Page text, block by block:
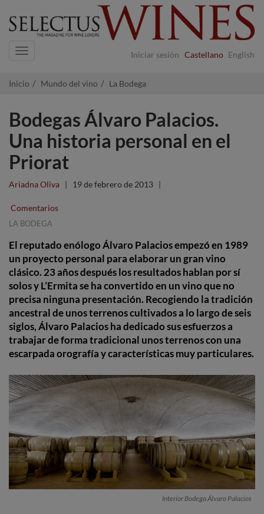
Iniciar sesión Castellano English
Navigation
Inicio Mundo del vino La Bodega
Bodegas Álvaro Palacios.
Una historia personal en el
Priorat
Ariadna Oliva | 19 de febrero de 2013 |
Comentarios
LA BODEGA
El reputado enólogo Álvaro Palacios empezó en 1989
un proyecto personal para elaborar un gran vino
clásico. 23 años después los resultados hablan por sí
solos y L’Ermita se ha convertido en un vino que no
precisa ninguna presentación. Recogiendo la tradición
ancestral de unos terrenos cultivados a lo largo de seis
siglos, Álvaro Palacios ha dedicado sus esfuerzos a
trabajar de forma tradicional unos terrenos con una
escarpada orografía y características muy particulares.
Interior Bodega Álvaro Palacios